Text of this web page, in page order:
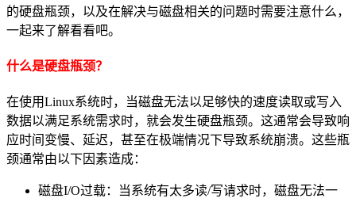
的硬盘瓶颈，以及在解决与磁盘相关的问题时需要注意什么，
一起来了解看看吧。
什么是硬盘瓶颈？
在使用Linux系统时，当磁盘无法以足够快的速度读取或写入
数据以满足系统需求时，就会发生硬盘瓶颈。这通常会导致响
应时间变慢、延迟，甚至在极端情况下导致系统崩溃。这些瓶
颈通常由以下因素造成：
磁盘I/O过载：当系统有太多读/写请求时，磁盘无法一